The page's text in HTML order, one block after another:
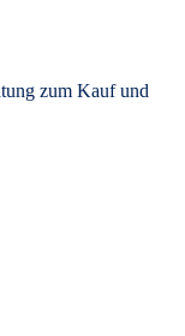
zum Kauf und